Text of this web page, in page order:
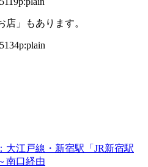
」もあります。